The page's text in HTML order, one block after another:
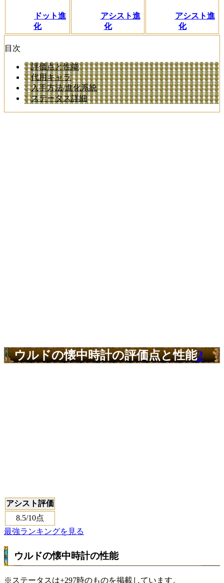
ドット進
化
アシスト進
化
アシスト進
化
目次
評価点と性能
代用キャラ
入手方法/進化系統
ステータス詳細
ウルドの懐中時計の評価点と性能2
アシスト評価
8.5/10点
最強ランキングを見る
ウルドの懐中時計の性能
※ステータスは+297時のものを掲載しています。